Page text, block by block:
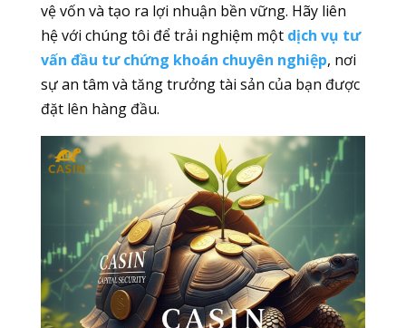
vệ vốn và tạo ra lợi nhuận bền vững. Hãy liên
hệ với chúng tôi để trải nghiệm một dịch vụ tư
vấn đầu tư chứng khoán chuyên nghiệp, nơi
sự an tâm và tăng trưởng tài sản của bạn được
đặt lên hàng đầu.